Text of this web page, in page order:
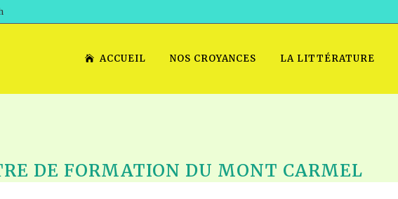
ACCUEIL NOS CROYANCES LA LITTÉRATURE
DE FORMATION DU MONT CARMEL